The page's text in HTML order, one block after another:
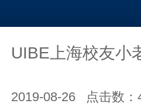
UIBE上海校友小
2019-08-26 点击数：